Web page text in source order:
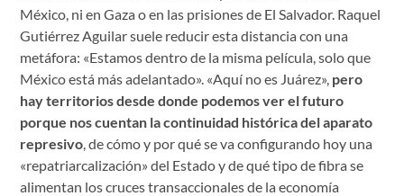
México, ni en Gaza o en las prisiones de El Salvador. Raquel
Gutiérrez Aguilar suele reducir esta distancia con una
metáfora: «Estamos dentro de la misma película, solo que
México está más adelantado». «Aquí no es Juárez», pero
hay territorios desde donde podemos ver el futuro
porque nos cuentan la continuidad histórica del aparato
represivo , de cómo y por qué se va configurando hoy una
«repatriarcalización» del Estado y de qué tipo de fibra se
alimentan los cruces transaccionales de la economía